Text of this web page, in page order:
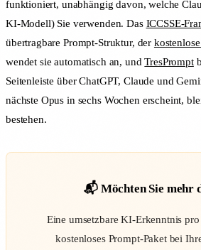
funktioniert, unabhängig davon, welche
KI-Modell) Sie verwenden. Das ICCSSE-
übertragbare Prompt-Struktur, der
wendet sie automatisch an, undTresPrompt
Seitenleiste über ChatGPT, Claude und
nächste Opus in sechs Wochen erscheint,
bestehen.
📬 Möchten Sie mehr
Eine umsetzbare KI-Erkenntnis
kostenloses Prompt-Paket bei